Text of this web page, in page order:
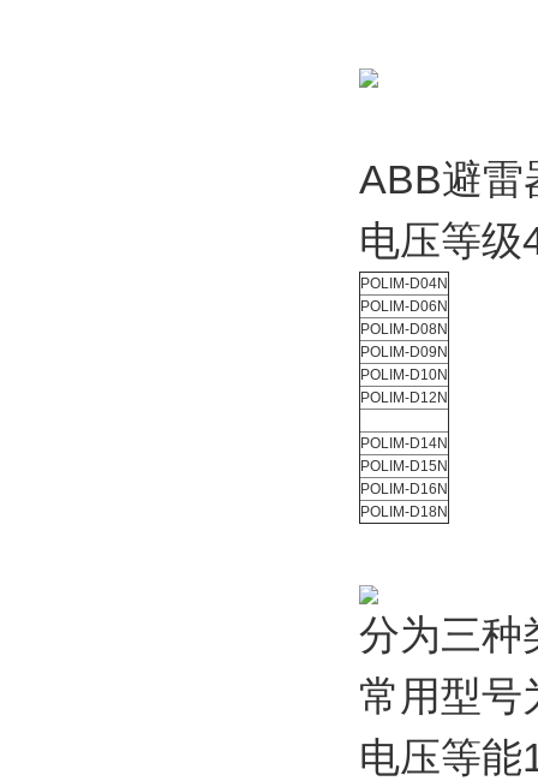
ABB避雷
电压等
POLIM-D04N
POLIM-D06N
POLIM-D08N
POLIM-D09N
POLIM-D10N
POLIM-D12N
POLIM-D14N
POLIM-D15N
POLIM-D16N
POLIM-D18N
分为三种
常用型
电压等能